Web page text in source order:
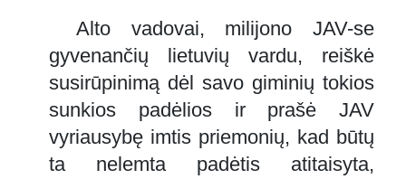
Alto vadovai, milijono JAV-se
gyvenančių lietuvių vardu, reiškė
susirūpinimą dėl savo giminių tokios
sunkios padėlios ir prašė JAV
vyriausybę imtis priemonių, kad būtų
ta nelemta padėtis atitaisyta,